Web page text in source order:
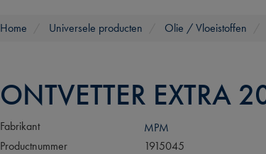
Home Universele producten Olie / Vloeistoffen
ONTVETTER EXTRA
Fabrikant
MPM
Productnummer
1915045